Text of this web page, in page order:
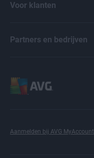
Voor klanten
Partners en bedrijven
Aanmelden bij AVG MyAccount